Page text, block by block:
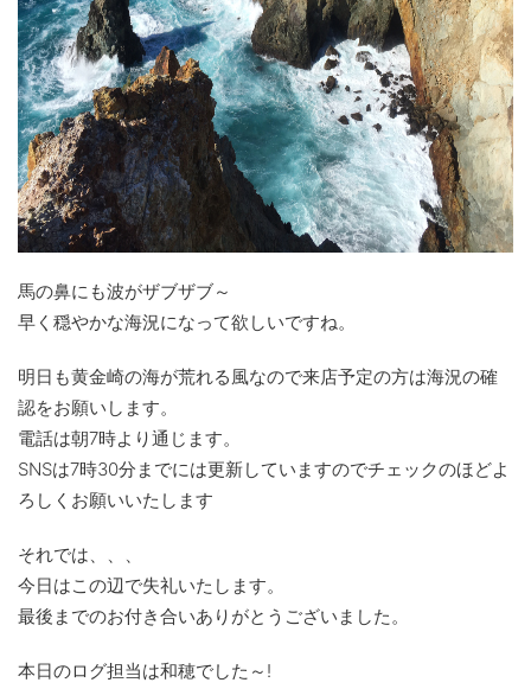
馬の鼻にも波がザブザブ～
早く穏やかな海況になって欲しいですね。
明日も黄金崎の海が荒れる風なので来店予定の方は海況の確
認をお願いします。
電話は朝7時より通じます。
SNSは7時30分までには更新していますのでチェックのほどよ
ろしくお願いいたします
それでは、、、
今日はこの辺で失礼いたします。
最後までのお付き合いありがとうございました。
本日のログ担当は和穂でした～!